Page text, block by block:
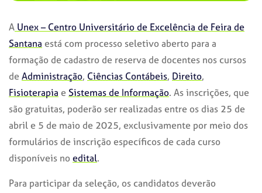
A Unex – Centro Universitário de Excelência de Feira de
Santana está com processo seletivo aberto para a
formação de cadastro de reserva de docentes nos cursos
deAdministração, Ciências Contábeis, Direito,
Fisioterapia eSistemas de Informação. As inscrições, que
são gratuitas, poderão ser realizadas entre os dias 25 de
abril e 5 de maio de 2025, exclusivamente por meio dos
formulários de inscrição específicos de cada curso
disponíveis noedital.
Para participar da seleção, os candidatos deverão